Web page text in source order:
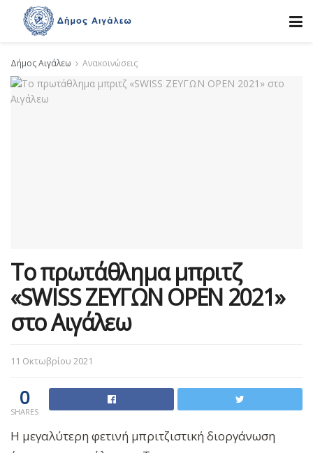
Δήμος Αιγάλεω Ανακοινώσεις
Το πρωτάθλημα μπριτζ
«SWISS ΖΕΥΓΩΝ OPEN 2021»
στο Αιγάλεω
11 Οκτωβρίου 2021
0
SHARES
Η μεγαλύτερη φετινή μπριτζιστική διοργάνωση